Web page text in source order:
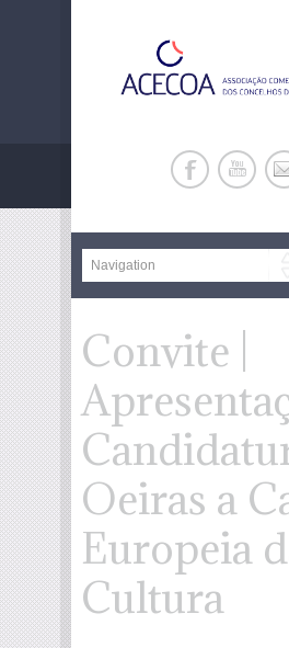
Convite |
Oeiras a
Europeia
Cultura